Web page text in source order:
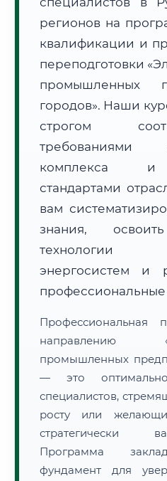
Расчет логистики оригиналов:
• Маршрут транзита: ~3 129 км
📜 Документы и аккредитация
регионов на
квалификации и
переподготовки
промышленных
городов». Наши
строгом
требованиями
комплекса и
стандартами
вам
знания,
технологии
энергосистем и
Профессиональная
направлению
промышленных
— это
специалистов,
росту или
стратегически
Программа
фундамент для